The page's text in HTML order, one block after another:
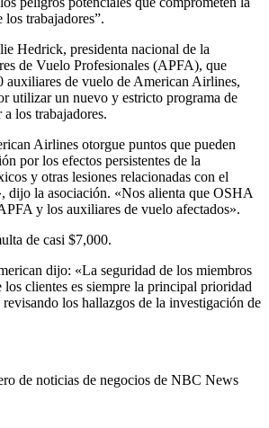
trabajadores”.
Hedrick, presidenta nacional de la
de Vuelo Profesionales (APFA), que
auxiliares de vuelo de American Airlines,
utilizar un nuevo y estricto programa de
a los trabajadores.
Airlines otorgue puntos que pueden
por los efectos persistentes de la
y otras lesiones relacionadas con el
dijo la asociación. «Nos alienta que OSHA
y los auxiliares de vuelo afectados».
de casi $7,000.
dijo: «La seguridad de los miembros
los clientes es siempre la principal prioridad
los hallazgos de la investigación de
de noticias de negocios de NBC News